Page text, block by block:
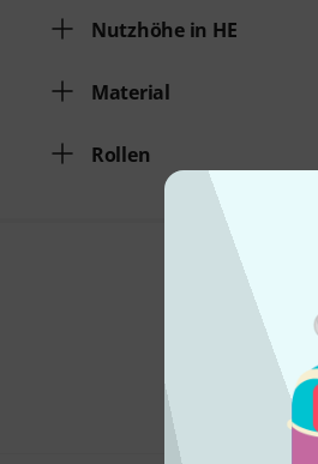
Nutzhöhe in HE
Material
Rollen